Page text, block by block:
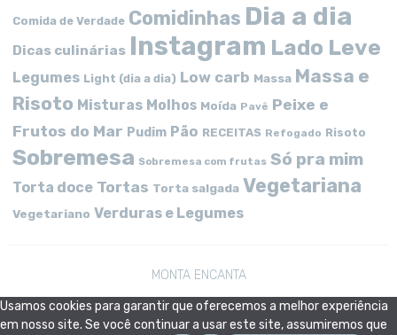
Comida de Verdade Comidinhas Dia a dia
Dicas culinárias Instagram Lado Leve
Legumes Light (dia a dia) Low carb Massa Massa e
Risoto Misturas Molhos Moída Pavê Peixe e
Frutos do Mar Pudim Pão RECEITAS Refogado Risoto
Sobremesa Sobremesa com frutas Só pra mim
Torta doce Tortas Torta salgada Vegetariana
Vegetariano Verduras e Legumes
MONTA ENCANTA
Usamos cookies para garantir que oferecemos a melhor experiência
em nosso site. Se você continuar a usar este site, assumiremos que